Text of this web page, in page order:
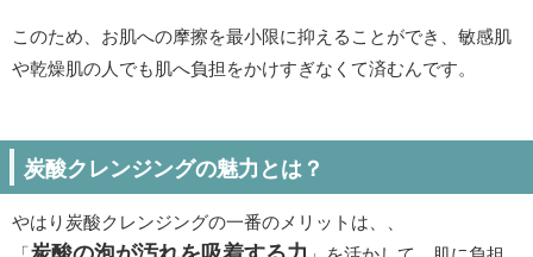
このため、お肌への摩擦を最小限に抑えることができ、敏感肌
や乾燥肌の人でも肌へ負担をかけすぎなくて済むんです。
炭酸クレンジングの魅力とは？
やはり炭酸クレンジングの一番のメリットは、、